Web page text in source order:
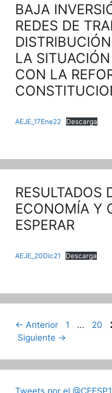
BAJA
REDES DE
LA
CON LA
AEJE_17Ene22 Descarga
RESULTADOS
ECONOMÍA Y
ESPERAR
AEJE_20Dic21 Descarga
← Anterior Página
1 … 20
Siguiente →
Tweets por el @CEESP1.